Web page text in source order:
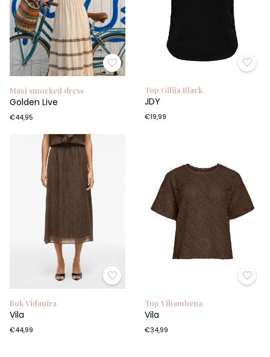
Maxi smocked dress
Golden Live
€44,95
Top Gilija Black
JDY
€19,99
Rok Vidanira
Vila
€44,99
Top Vibambena
Vila
€34,99